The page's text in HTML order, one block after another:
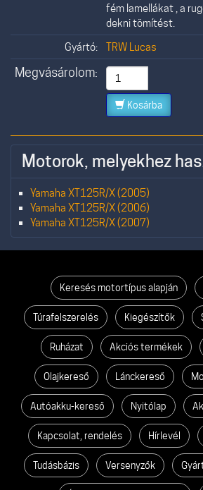
fém lamellákat , a
dekni tömítést.
Gyártó:
TRW Lucas
Megvásárolom:
Kosárba
Motorok, melyekhez
Yamaha XT125R/X (2005)
Yamaha XT125R/X (2006)
Yamaha XT125R/X (2007)
Keresés motortípus alapján
Túrafelszerelés Kiegészítők
Ruházat Akciós termékek
Olajkereső Lánckereső
Autóakku-kereső Nyitólap
Kapcsolat, rendelés Hírlevél
Tudásbázis Versenyzők